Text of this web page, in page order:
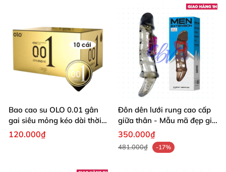
Bao cao su OLO 0.01 gân
gai siêu mỏng kéo dài thời
gian quan hệ
120.000₫
Đôn dên lưới rung cao cấp
giữa thân - Mẫu mã đẹp giá
tốt
350.000₫
481.000₫ -17%